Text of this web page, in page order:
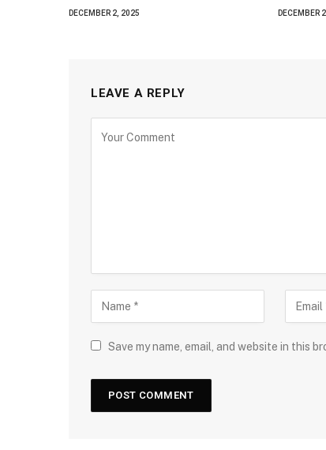
DECEMBER 2, 2025 DECEMBER
LEAVE A REPLY
Save my name, email, and website in this